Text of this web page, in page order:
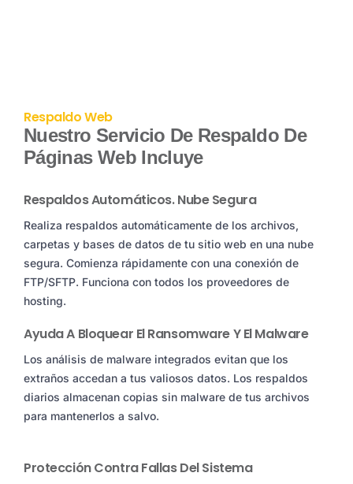
Respaldo Web
Nuestro Servicio De Respaldo De
Páginas Web Incluye
Respaldos Automáticos. Nube Segura
Realiza respaldos automáticamente de los archivos,
carpetas y bases de datos de tu sitio web en una nube
segura. Comienza rápidamente con una conexión de
FTP/SFTP. Funciona con todos los proveedores de
hosting.
Ayuda A Bloquear El Ransomware Y El Malware
Los análisis de malware integrados evitan que los
extraños accedan a tus valiosos datos. Los respaldos
diarios almacenan copias sin malware de tus archivos
para mantenerlos a salvo.
Protección Contra Fallas Del Sistema